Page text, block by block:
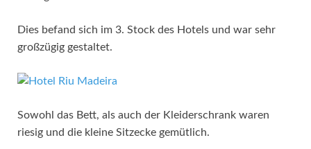
Dies befand sich im 3. Stock des Hotels und war sehr
großzügig gestaltet.
Sowohl das Bett, als auch der Kleiderschrank waren
riesig und die kleine Sitzecke gemütlich.